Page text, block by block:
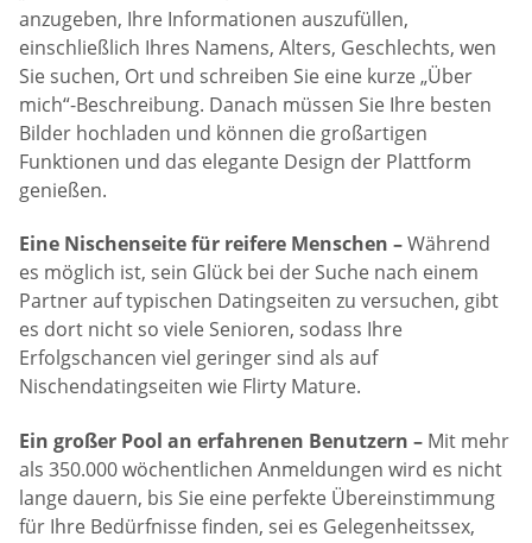
anzugeben, Ihre Informationen auszufüllen,
einschließlich Ihres Namens, Alters, Geschlechts, wen
Sie suchen, Ort und schreiben Sie eine kurze „Über
mich“-Beschreibung. Danach müssen Sie Ihre besten
Bilder hochladen und können die großartigen
Funktionen und das elegante Design der Plattform
genießen.
Eine Nischenseite für reifere Menschen –Während
es möglich ist, sein Glück bei der Suche nach einem
Partner auf typischen Datingseiten zu versuchen, gibt
es dort nicht so viele Senioren, sodass Ihre
Erfolgschancen viel geringer sind als auf
Nischendatingseiten wie Flirty Mature.
Ein großer Pool an erfahrenen Benutzern – Mit mehr
als 350.000 wöchentlichen Anmeldungen wird es nicht
lange dauern, bis Sie eine perfekte Übereinstimmung
für Ihre Bedürfnisse finden, sei es Gelegenheitssex,